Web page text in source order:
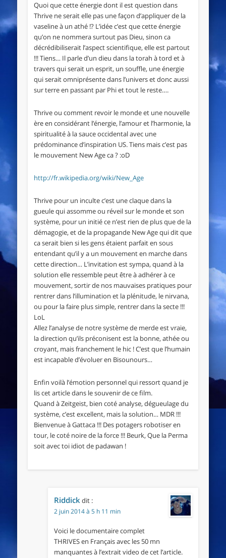
Quoi que cette énergie dont il est question dans
Thrive ne serait elle pas une façon d’appliquer de la
vaseline à un athé !? L’idée c’est que cette énergie
qu’on ne nommera surtout pas Dieu, sinon ca
décrédibiliserait l’aspect scientifique, elle est partout
!!! Tiens… Il parle d’un dieu dans la torah à tord et à
travers qui serait un esprit, un souffle, une énergie
qui serait omniprésente dans l’univers et donc aussi
sur terre en passant par Phi et tout le reste….
Thrive ou comment revoir le monde et une nouvelle
ère en considérant l’énergie, l’amour et l’harmonie, la
spiritualité à la sauce occidental avec une
prédominance d’inspiration US. Tiens mais c’est pas
le mouvement New Age ca ? :oD
http://fr.wikipedia.org/wiki/New_Age
Thrive pour un inculte c’est une claque dans la
gueule qui assomme ou réveil sur le monde et son
système, pour un initié ce n’est rien de plus que de la
démagogie, et de la propagande New Age qui dit que
ca serait bien si les gens étaient parfait en sous
entendant qu’il y a un mouvement en marche dans
cette direction… L’invitation est sympa, quand à la
solution elle ressemble peut être à adhérer à ce
mouvement, sortir de nos mauvaises pratiques pour
rentrer dans l’illumination et la plénitude, le nirvana,
ou pour la faire plus simple, rentrer dans la secte !!!
LoL
Allez l’analyse de notre système de merde est vraie,
la direction qu’ils préconisent est la bonne, athée ou
croyant, mais franchement le hic ! C’est que l’humain
est incapable d’évoluer en Bisounours…
Enfin voilà l’émotion personnel qui ressort quand je
lis cet article dans le souvenir de ce film.
Quand à Zeitgeist, bien coté analyse, dégueulage du
système, c’est excellent, mais la solution… MDR !!!
Bienvenue à Gattaca !!! Des potagers robotiser en
tour, le coté noire de la force !!! Beurk, Que la Perma
soit avec toi idiot de padawan !
Riddickdit :
2 juin 2014 à 5 h 11 min
Voici le documentaire complet
THRIVES en Français avec les 50 mn
manquantes à l’extrait video de cet l’article.